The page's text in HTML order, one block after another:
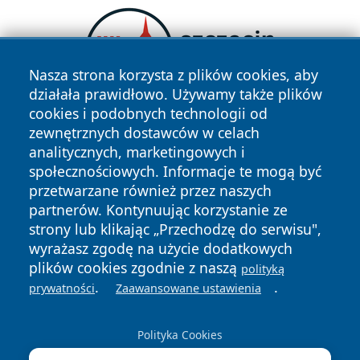
Nasza strona korzysta z plików cookies, aby
działała prawidłowo. Używamy także plików
cookies i podobnych technologii od
zewnętrznych dostawców w celach
analitycznych, marketingowych i
społecznościowych. Informacje te mogą być
przetwarzane również przez naszych
partnerów. Kontynuując korzystanie ze
strony lub klikając „Przechodzę do serwisu",
wyrażasz zgodę na użycie dodatkowych
plików cookies zgodnie z naszą polityką
prywatności. Zaawansowane ustawienia .
Polityka Cookies
Copyright © 2026 echowarszawy.pl Wszystkie prawa
zastrzeżone.